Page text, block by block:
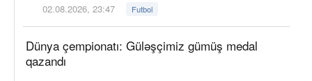
02.08.2026, 23:47 Futbol
Dünya çempionatı: Güləşçimiz gümüş medal
qazandı